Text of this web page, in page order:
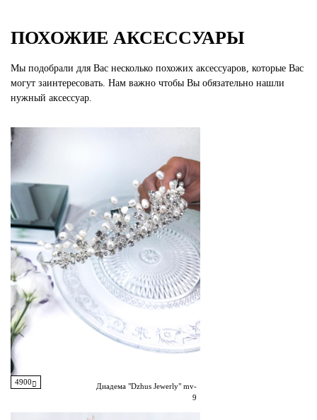
ПОХОЖИЕ АКСЕССУАРЫ
Мы подобрали для Вас несколько похожих аксессуаров, которые Вас
могут заинтересовать. Нам важно чтобы Вы обязательно нашли
нужный аксессуар.
4900
Диадема "Dzhus Jewerly" mv-
9